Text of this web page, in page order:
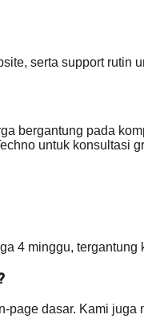
serta support rutin
bergantung pada
untuk konsultasi
4 minggu,
page dasar. Kami